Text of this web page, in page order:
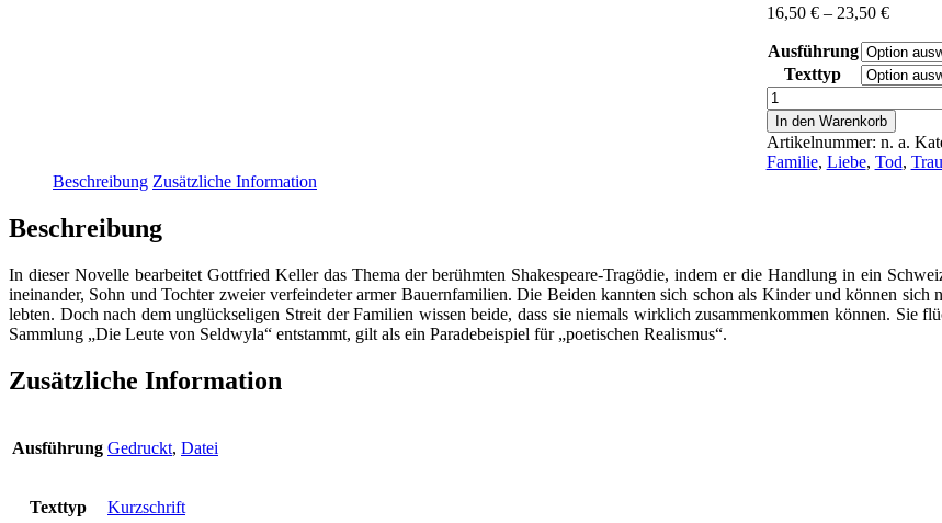
16,50 € – 23,50 €
bis
23,50 €
Ausführung
Texttyp
Keller,
Gottfried:
Romeo
und
Julia
In den Warenkorb
Artikelnummer: n. a.
Familie, Liebe, Tod,
Beschreibung Zusätzliche Information
Beschreibung
In dieser Novelle bearbeitet Gottfried Keller das Thema der berühmten Shakespeare-Tragödie, indem er die Handlung in ein
ineinander, Sohn und Tochter zweier verfeindeter armer Bauernfamilien. Die Beiden kannten sich schon als Kinder und können
lebten. Doch nach dem unglückseligen Streit der Familien wissen beide, dass sie niemals wirklich zusammenkommen können. Sie
Sammlung „Die Leute von Seldwyla“ entstammt, gilt als ein Paradebeispiel für „poetischen Realismus“.
Zusätzliche Information
Ausführung Gedruckt, Datei
Texttyp Kurzschrift